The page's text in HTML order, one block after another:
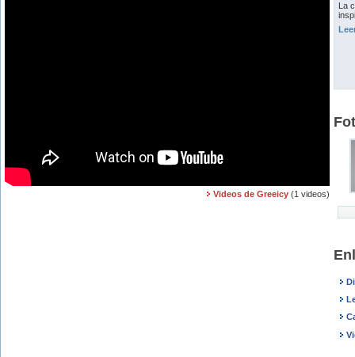
Videos de Greeicy (1 videos)
La